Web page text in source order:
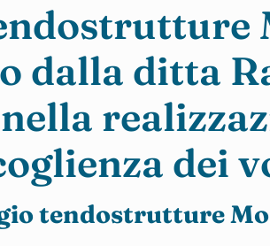
dalla ditta
dei
tendostrutture